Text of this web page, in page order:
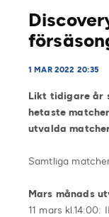
1 MAR 2022 20:35
Likt tidigare år
hetaste
utvalda
Samtliga
Mars månads
11 mars kl.14:00: